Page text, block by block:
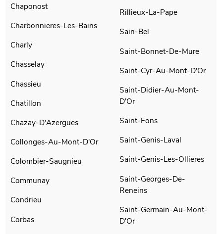
Chaponost
Charbonnieres-Les-Bains
Charly
Chasselay
Chassieu
Chatillon
Chazay-D'Azergues
Collonges-Au-Mont-D'Or
Colombier-Saugnieu
Communay
Condrieu
Corbas
Rillieux-La-Pape
Sain-Bel
Saint-Bonnet-De-Mure
Saint-Cyr-Au-Mont-D'Or
Saint-Didier-Au-Mont-
D'Or
Saint-Fons
Saint-Genis-Laval
Saint-Genis-Les-Ollieres
Saint-Georges-De-
Reneins
Saint-Germain-Au-Mont-
D'Or